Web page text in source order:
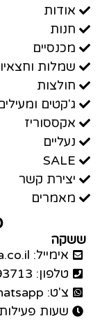
אודות
חנות
מכנסיים
שמלות
חולצות
ג'קטים
אקססוריז
נעליים
SALE
יצירת קשר
מאמרים
ששקה
אימייל: contact@shashka.co.il
טלפון: 055-9893713
צ'ט: whatsapp
שעות פעילות: